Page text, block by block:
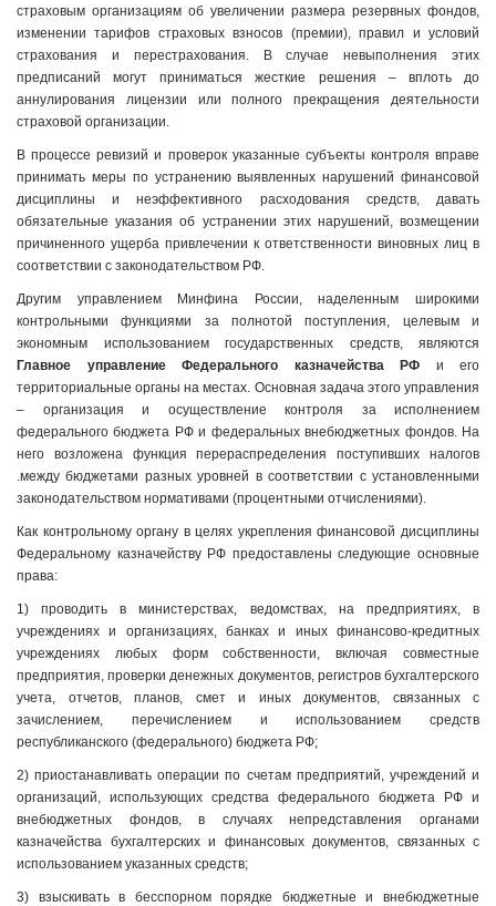
страховым организациям об увеличении размера резервных фондов,
изменении тарифов страховых взносов (премии), правил и условий
страхования и перестрахования. В случае невыполнения этих
предписаний могут приниматься жесткие решения – вплоть до
аннулирования лицензии или полного прекращения деятельности
страховой организации.
В процессе ревизий и проверок указанные субъекты контроля вправе
принимать меры по устранению выявленных нарушений финансовой
дисциплины и неэффективного расходования средств, давать
обязательные указания об устранении этих нарушений, возмещении
причиненного ущерба привлечении к ответственности виновных лиц в
соответствии с законодательством РФ.
Другим управлением Минфина России, наделенным широкими
контрольными функциями за полнотой поступления, целевым и
экономным использованием государственных средств, являются
Главное управление Федерального казначейства РФ и его
территориальные органы на местах. Основная задача этого управления
– организация и осуществление контроля за исполнением
федерального бюджета РФ и федеральных внебюджетных фондов. На
него возложена функция перераспределения поступивших налогов
.между бюджетами разных уровней в соответствии с установленными
законодательством нормативами (процентными отчислениями).
Как контрольному органу в целях укрепления финансовой дисциплины
Федеральному казначейству РФ предоставлены следующие основные
права:
1) проводить в министерствах, ведомствах, на предприятиях, в
учреждениях и организациях, банках и иных финансово-кредитных
учреждениях любых форм собственности, включая совместные
предприятия, проверки денежных документов, регистров бухгалтерского
учета, отчетов, планов, смет и иных документов, связанных с
зачислением, перечислением и использованием средств
республиканского (федерального) бюджета РФ;
2) приостанавливать операции по счетам предприятий, учреждений и
организаций, использующих средства федерального бюджета РФ и
внебюджетных фондов, в случаях непредставления органами
казначейства бухгалтерских и финансовых документов, связанных с
использованием указанных средств;
3) взыскивать в бесспорном порядке бюджетные и внебюджетные